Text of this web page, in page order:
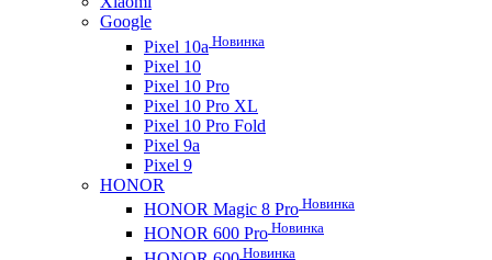
Google
Pixel 10a Новинка
Pixel 10
Pixel 10 Pro
Pixel 10 Pro XL
Pixel 10 Pro Fold
Pixel 9a
Pixel 9
HONOR
HONOR Magic 8 Pro Новинка
HONOR 600 Pro Новинка
Новинка